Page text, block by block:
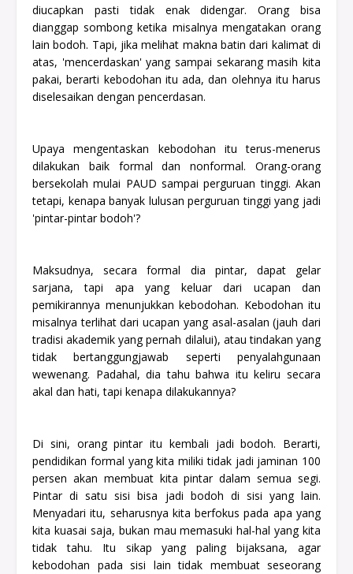
diucapkan pasti tidak enak didengar. Orang bisa
dianggap sombong ketika misalnya mengatakan orang
lain bodoh. Tapi, jika melihat makna batin dari kalimat di
atas, 'mencerdaskan' yang sampai sekarang masih kita
pakai, berarti kebodohan itu ada, dan olehnya itu harus
diselesaikan dengan pencerdasan.
Upaya mengentaskan kebodohan itu terus-menerus
dilakukan baik formal dan nonformal. Orang-orang
bersekolah mulai PAUD sampai perguruan tinggi. Akan
tetapi, kenapa banyak lulusan perguruan tinggi yang jadi
'pintar-pintar bodoh'?
Maksudnya, secara formal dia pintar, dapat gelar
sarjana, tapi apa yang keluar dari ucapan dan
pemikirannya menunjukkan kebodohan. Kebodohan itu
misalnya terlihat dari ucapan yang asal-asalan (jauh dari
tradisi akademik yang pernah dilalui), atau tindakan yang
tidak bertanggungjawab seperti penyalahgunaan
wewenang. Padahal, dia tahu bahwa itu keliru secara
akal dan hati, tapi kenapa dilakukannya?
Di sini, orang pintar itu kembali jadi bodoh. Berarti,
pendidikan formal yang kita miliki tidak jadi jaminan 100
persen akan membuat kita pintar dalam semua segi.
Pintar di satu sisi bisa jadi bodoh di sisi yang lain.
Menyadari itu, seharusnya kita berfokus pada apa yang
kita kuasai saja, bukan mau memasuki hal-hal yang kita
tidak tahu. Itu sikap yang paling bijaksana, agar
kebodohan pada sisi lain tidak membuat seseorang